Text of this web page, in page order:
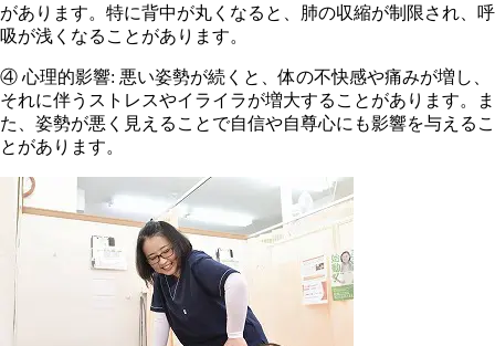
があります。特に背中が丸くなると、肺の収縮が制限され、呼
吸が浅くなることがあります。
④ 心理的影響: 悪い姿勢が続くと、体の不快感や痛みが増し、
それに伴うストレスやイライラが増大することがあります。ま
た、姿勢が悪く見えることで自信や自尊心にも影響を与えるこ
とがあります。